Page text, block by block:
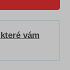
vám